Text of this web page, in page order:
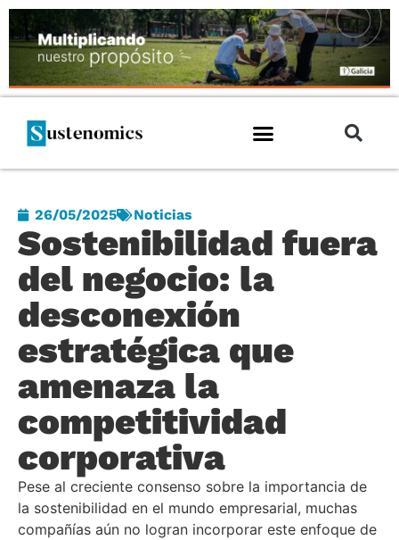
26/05/2025 Noticias
Sostenibilidad fuera
del negocio: la
desconexión
estratégica que
amenaza la
competitividad
corporativa
Pese al creciente consenso sobre la importancia de
la sostenibilidad en el mundo empresarial, muchas
compañías aún no logran incorporar este enfoque de